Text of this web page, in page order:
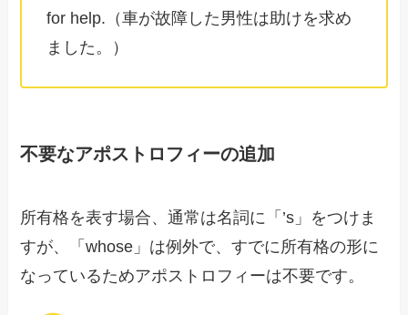
for help.（車が故障した男性は助けを求め
ました。）
不要なアポストロフィーの追加
所有格を表す場合、通常は名詞に「’s」をつけま
すが、「whose」は例外で、すでに所有格の形に
なっているためアポストロフィーは不要です。